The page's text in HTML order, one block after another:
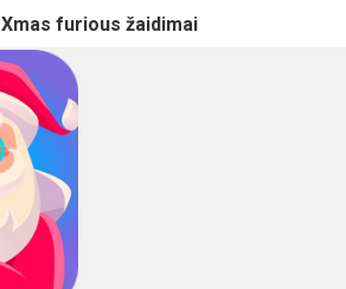
Xmas furious žaidimai